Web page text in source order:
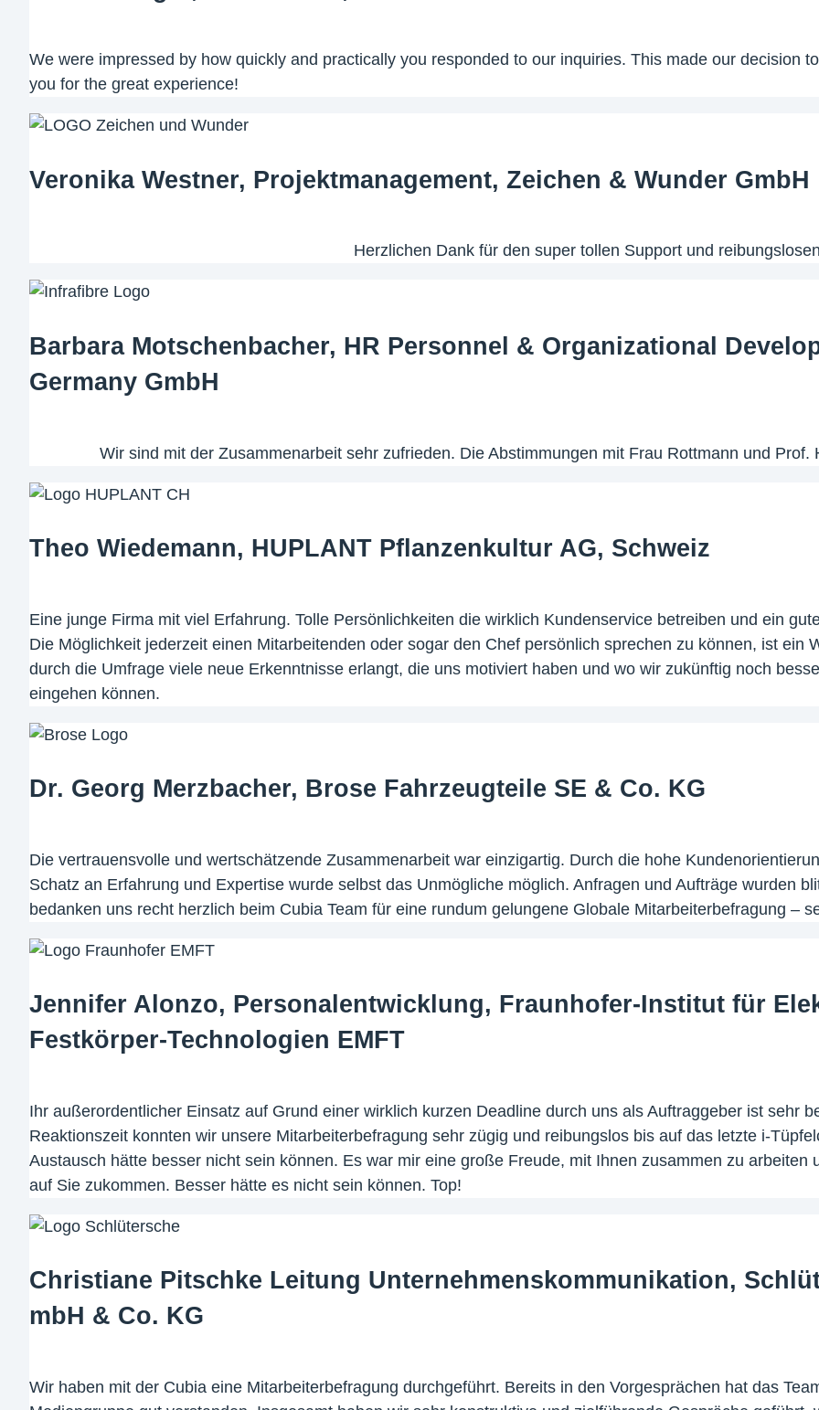
We were impressed by how quickly and practically you responded to our inquiries. This made our decision
you for the great experience!
Veronika Westner, Projektmanagement, Zeichen & Wunder GmbH
Herzlichen Dank für den super tollen Support und
Barbara Motschenbacher, HR Personnel & Organizational
Germany GmbH
Wir sind mit der Zusammenarbeit sehr zufrieden. Die Abstimmungen mit Frau Rottmann und
Theo Wiedemann, HUPLANT Pflanzenkultur AG, Schweiz
Eine junge Firma mit viel Erfahrung. Tolle Persönlichkeiten die wirklich Kundenservice betreiben und ein
Die Möglichkeit jederzeit einen Mitarbeitenden oder sogar den Chef persönlich sprechen zu können, ist ein
durch die Umfrage viele neue Erkenntnisse erlangt, die uns motiviert haben und wo wir zukünftig noch
eingehen können.
Dr. Georg Merzbacher, Brose Fahrzeugteile SE & Co. KG
Die vertrauensvolle und wertschätzende Zusammenarbeit war einzigartig. Durch die hohe
Schatz an Erfahrung und Expertise wurde selbst das Unmögliche möglich. Anfragen und Aufträge wurden
bedanken uns recht herzlich beim Cubia Team für eine rundum gelungene Globale Mitarbeiterbefragung –
Jennifer Alonzo, Personalentwicklung, Fraunhofer-Institut für
Festkörper-Technologien EMFT
Ihr außerordentlicher Einsatz auf Grund einer wirklich kurzen Deadline durch uns als Auftraggeber ist sehr
Reaktionszeit konnten wir unsere Mitarbeiterbefragung sehr zügig und reibungslos bis auf das letzte i-
Austausch hätte besser nicht sein können. Es war mir eine große Freude, mit Ihnen zusammen zu
auf Sie zukommen. Besser hätte es nicht sein können. Top!
Christiane Pitschke Leitung Unternehmenskommunikation,
mbH & Co. KG
Wir haben mit der Cubia eine Mitarbeiterbefragung durchgeführt. Bereits in den Vorgesprächen hat das